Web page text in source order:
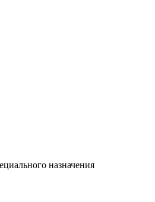
назначения